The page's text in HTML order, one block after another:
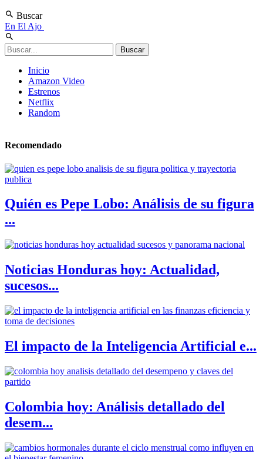
Buscar
En El Ajo
Inicio
Amazon Video
Estrenos
Netflix
Random
Recomendado
Quién es Pepe Lobo: Análisis de su figura
...
Noticias Honduras hoy: Actualidad,
sucesos...
El impacto de la Inteligencia Artificial e...
Colombia hoy: Análisis detallado del
desem...